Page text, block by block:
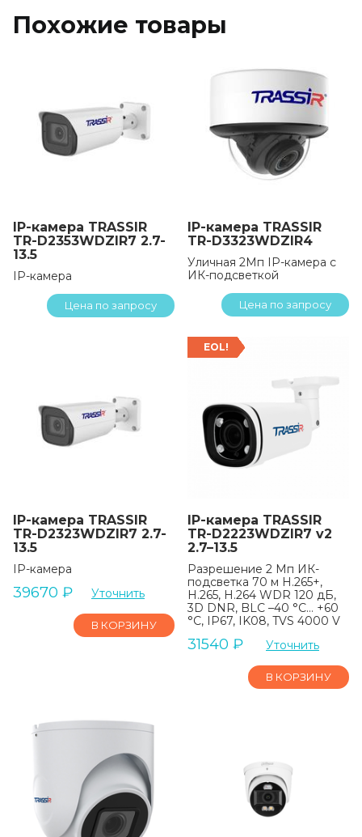
Похожие товары
IP-камера TRASSIR
TR-D2353WDZIR7 2.7-
13.5
IP-камера
Цена по запросу
IP-камера TRASSIR
TR-D3323WDZIR4
Уличная 2Мп IP-камера с
ИК-подсветкой
Цена по запросу
IP-камера TRASSIR
TR-D2323WDZIR7 2.7-
13.5
IP-камера
39670 ₽ Уточнить
В КОРЗИНУ
EOL!
IP-камера TRASSIR
TR-D2223WDZIR7 v2
2.7–13.5
Разрешение 2 Мп ИК-
подсветка 70 м H.265+,
H.265, H.264 WDR 120 дБ,
3D DNR, BLC –40 °C… +60
°C, IP67, IK08, TVS 4000 V
31540 ₽ Уточнить
В КОРЗИНУ